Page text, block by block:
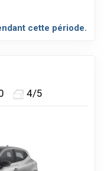
cette période.
4/5